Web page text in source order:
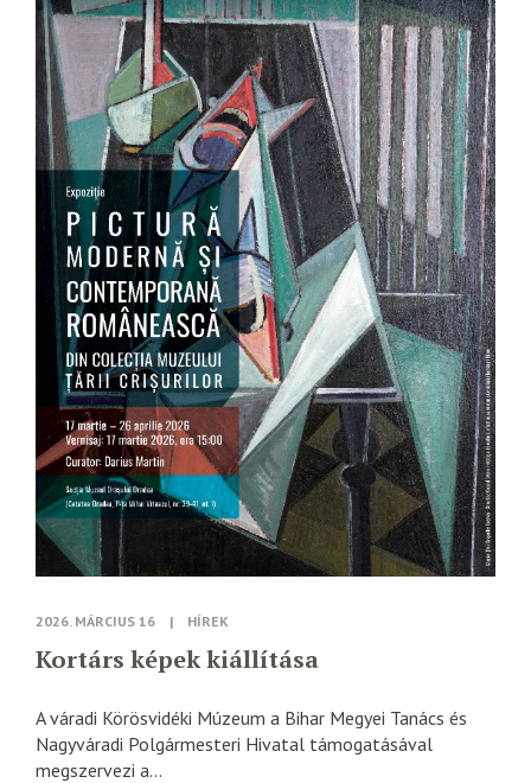
2026. MÁRCIUS 16 | HÍREK
Kortárs képek kiállítása
A váradi Körösvidéki Múzeum a Bihar Megyei Tanács és
Nagyváradi Polgármesteri Hivatal támogatásával
megszervezi a...